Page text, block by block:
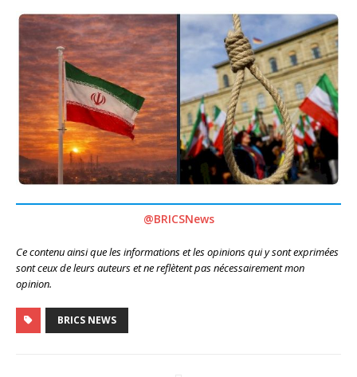
@BRICSNews
Ce contenu ainsi que les informations et les opinions qui y sont exprimées
sont ceux de leurs auteurs et ne reflètent pas nécessairement mon
opinion.
BRICS NEWS